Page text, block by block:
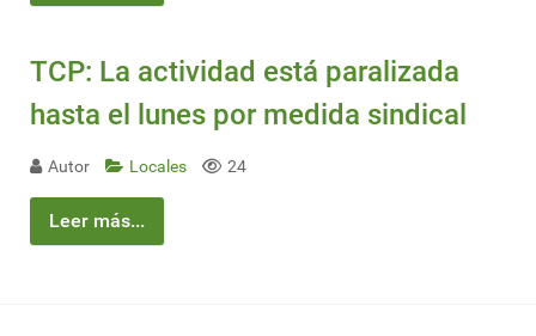
TCP: La actividad está paralizada
hasta el lunes por medida sindical
Autor Locales 24
Leer más...